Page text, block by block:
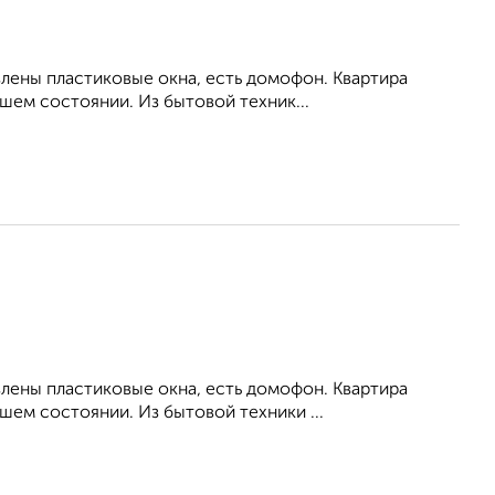
пластиковые окна, есть домофон. Квартира
состоянии. Из бытовой техник...
пластиковые окна, есть домофон. Квартира
состоянии. Из бытовой техники ...